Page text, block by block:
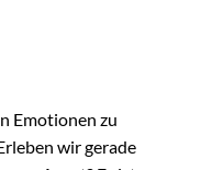
Emotionen zu
wir gerade